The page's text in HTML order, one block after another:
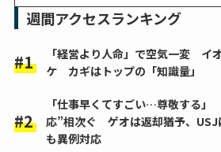
週間アクセスランキング
「経営より人命」で空気一変 イ
ケ カギはトップの「知識量」
「仕事早くてすごい…尊敬する
応”相次ぐ ゲオは返却猶予、
も異例対応